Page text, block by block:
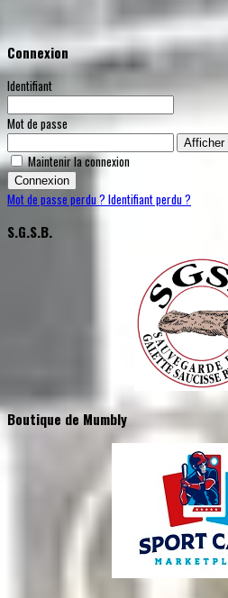
Connexion
Identifiant
Mot de passe
Afficher
Maintenir la connexion
Connexion
Mot de passe perdu ? Identifiant perdu ?
S.G.S.B.
Boutique de Mumbly